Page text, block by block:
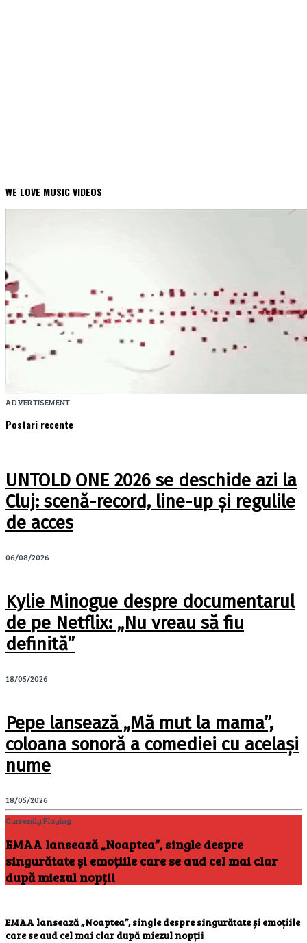
WE LOVE MUSIC VIDEOS
ADVERTISEMENT
Postari recente
UNTOLD ONE 2026 se deschide azi la
Cluj: scenă-record, line-up și regulile
de acces
06/08/2026
Kylie Minogue despre documentarul
de pe Netflix: „Nu vreau să fiu
definită”
18/05/2026
Pepe lansează „Mă mut la mama”,
coloana sonoră a comediei cu același
nume
18/05/2026
Currently Playing
EMAA lansează „Noaptea”, single despre
singurătate și emoțiile care se aud cel mai clar
după miezul nopții
EMAA lansează „Noaptea”, single despre singurătate și emoțiile
care se aud cel mai clar după miezul nopții